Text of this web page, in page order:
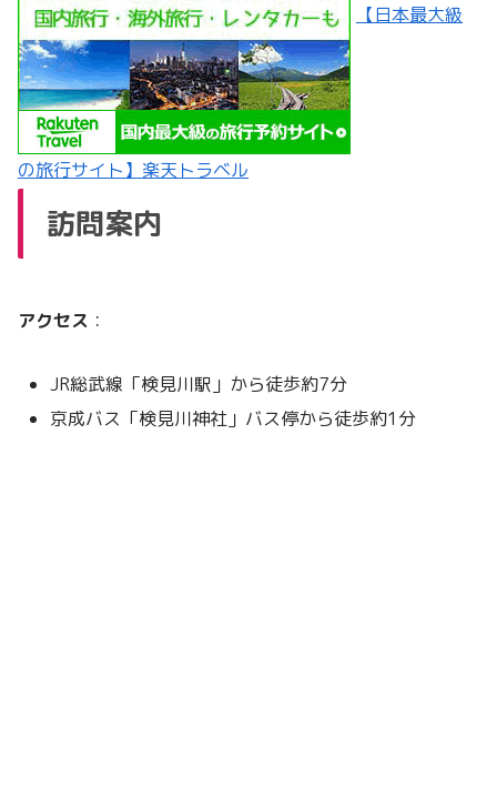
【日本最大級
の旅行サイト】楽天トラベル
訪問案内
アクセス ：
JR総武線「検見川駅」から徒歩約7分
京成バス「検見川神社」バス停から徒歩約1分